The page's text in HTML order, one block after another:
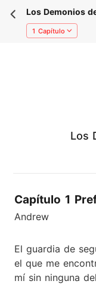
Los Demonios
1 Capítulo
Los
Capítulo 1
Andrew
El guardia de
el que me
mí sin ninguna